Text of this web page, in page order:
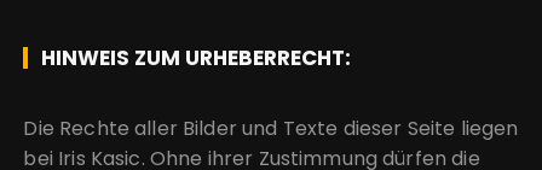
HINWEIS ZUM URHEBERRECHT:
Die Rechte aller Bilder und Texte dieser Seite liegen
bei Iris Kasic. Ohne ihrer Zustimmung dürfen die